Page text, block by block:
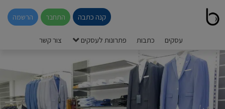
קנה כתבה התחבר הרשמה
עסקים כתבות פתרונות לעסקים צור קשר